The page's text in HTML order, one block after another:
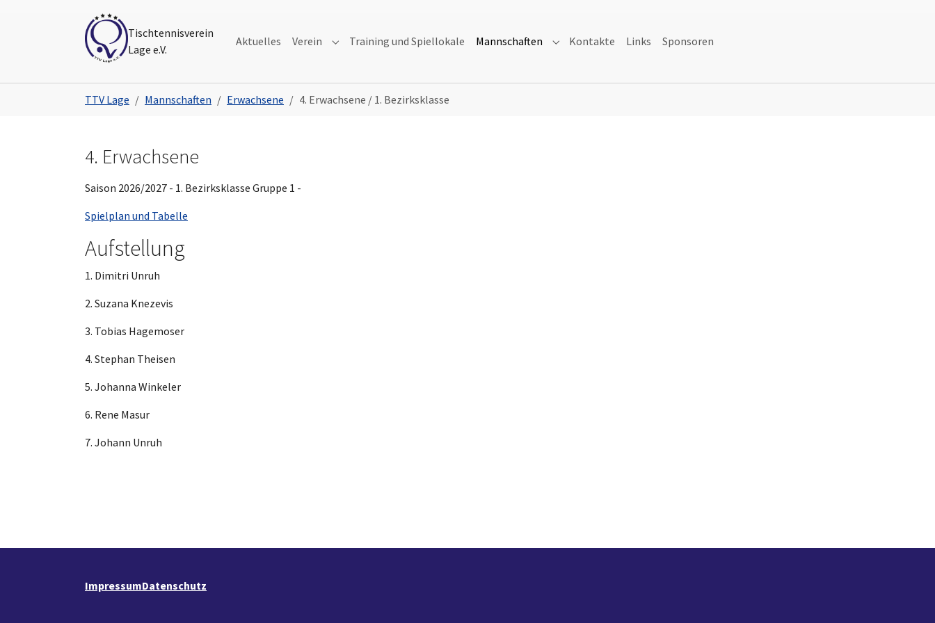
Tischtennisverein
Lage e.V.
Aktuelles Verein Submenu for "Verein"
Training und Spiellokale Mannschaften Submenu for "Mannschaften"
Kontakte Links Sponsoren
TTV Lage Mannschaften Erwachsene 4. Erwachsene / 1. Bezirksklasse
4. Erwachsene
Saison 2026/2027 - 1. Bezirksklasse Gruppe 1 -
Spielplan und Tabelle
Aufstellung
1. Dimitri Unruh
2. Suzana Knezevis
3. Tobias Hagemoser
4. Stephan Theisen
5. Johanna Winkeler
6. Rene Masur
7. Johann Unruh
ImpressumDatenschutz